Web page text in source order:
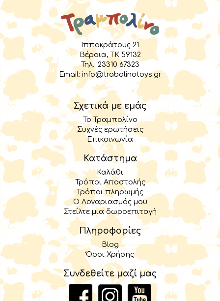
Ιπποκράτους 21
Βέροια, TK 59132
Τηλ.: 23310 67323
Email: info@trabolinotoys.gr
Σχετικά με εμάς
Το Τραμπολίνο
Συχνές ερωτήσεις
Επικοινωνία
Κατάστημα
Καλάθι
Τρόποι Αποστολής
Τρόποι πληρωμής
Ο Λογαριασμός μου
Στείλτε μια δωροεπιταγή
Πληροφορίες
Blog
Όροι Χρήσης
Συνδεθείτε μαζί μας